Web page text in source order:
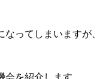
ってしまいますが、
を紹介します。